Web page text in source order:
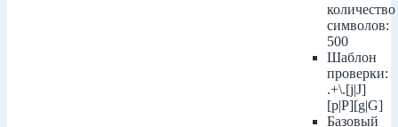
количество
символов:
500
Шаблон
проверки:
.+\.[j|J]
[p|P][g|G]
Базовый